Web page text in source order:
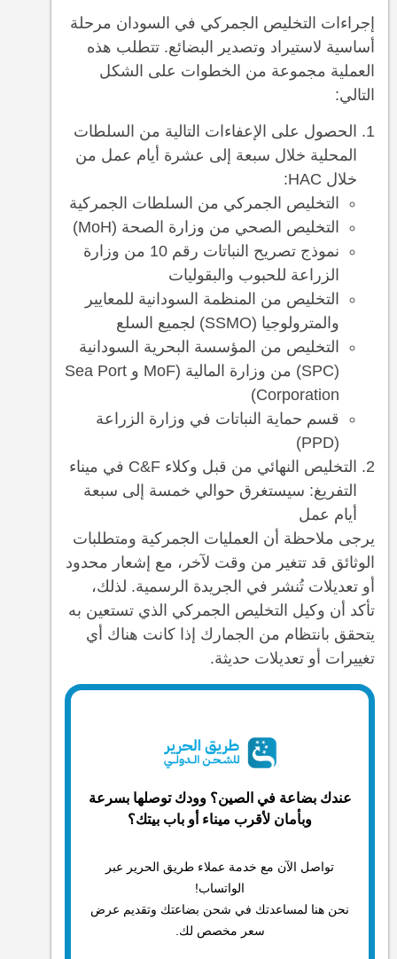
إجراءات التخليص الجمركي في السودان مرحلة
أساسية لاستيراد وتصدير البضائع. تتطلب هذه
العملية مجموعة من الخطوات على الشكل
التالي:
الحصول على الإعفاءات التالية من السلطات
المحلية خلال سبعة إلى عشرة أيام عمل من
خلال HAC:
التخليص الجمركي من السلطات الجمركية
التخليص الصحي من وزارة الصحة (MoH)
نموذج تصريح النباتات رقم 10 من وزارة
الزراعة للحبوب والبقوليات
التخليص من المنظمة السودانية للمعايير
والمترولوجيا (SSMO) لجميع السلع
التخليص من المؤسسة البحرية السودانية
(SPC) من وزارة المالية (MoF و Sea Port
Corporation)
قسم حماية النباتات في وزارة الزراعة
(PPD)
التخليص النهائي من قبل وكلاء C&F في ميناء
التفريغ: سيستغرق حوالي خمسة إلى سبعة
أيام عمل
يرجى ملاحظة أن العمليات الجمركية ومتطلبات
الوثائق قد تتغير من وقت لآخر، مع إشعار محدود
أو تعديلات تُنشر في الجريدة الرسمية. لذلك،
تأكد أن وكيل التخليص الجمركي الذي تستعين به
يتحقق بانتظام من الجمارك إذا كانت هناك أي
تغييرات أو تعديلات حديثة.
عندك بضاعة في الصين؟ وودك توصلها بسرعة
وبأمان لأقرب ميناء أو باب بيتك؟
تواصل الآن مع خدمة عملاء طريق الحرير عبر
الواتساب!
نحن هنا لمساعدتك في شحن بضاعتك وتقديم عرض
سعر مخصص لك.